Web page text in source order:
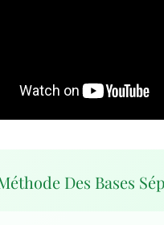
Des Bases